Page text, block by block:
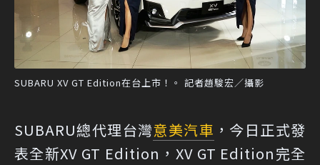
SUBARU XV GT Edition在台上市！。 記者趙駿宏／攝影
SUBARU總代理台灣意美汽車 ，今日正式發
表全新XV GT Edition，XV GT Edition完全